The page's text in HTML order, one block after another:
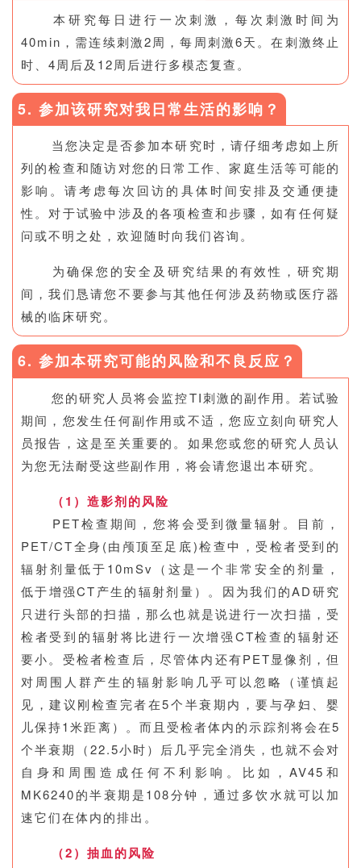
本研究每日进行一次刺激，每次刺激时间为
40min，需连续刺激2周，每周刺激6天。在刺激终止
时、4周后及12周后进行多模态复查。
5. 参加该研究对我日常生活的影响？
当您决定是否参加本研究时，请仔细考虑如上所
列的检查和随访对您的日常工作、家庭生活等可能的
影响。请考虑每次回访的具体时间安排及交通便捷
性。对于试验中涉及的各项检查和步骤，如有任何疑
问或不明之处，欢迎随时向我们咨询。
为确保您的安全及研究结果的有效性，研究期
间，我们恳请您不要参与其他任何涉及药物或医疗器
械的临床研究。
6. 参加本研究可能的风险和不良反应？
您的研究人员将会监控TI刺激的副作用。若试验
期间，您发生任何副作用或不适，您应立刻向研究人
员报告，这是至关重要的。如果您或您的研究人员认
为您无法耐受这些副作用，将会请您退出本研究。
（1）造影剂的风险
PET检查期间，您将会受到微量辐射。目前，
PET/CT全身(由颅顶至足底)检查中，受检者受到的
辐射剂量低于10mSv（这是一个非常安全的剂量，
低于增强CT产生的辐射剂量）。因为我们的AD研究
只进行头部的扫描，那么也就是说进行一次扫描，受
检者受到的辐射将比进行一次增强CT检查的辐射还
要小。受检者检查后，尽管体内还有PET显像剂，但
对周围人群产生的辐射影响几乎可以忽略（谨慎起
见，建议刚检查完者在5个半衰期内，要与孕妇、婴
儿保持1米距离）。而且受检者体内的示踪剂将会在5
个半衰期（22.5小时）后几乎完全消失，也就不会对
自身和周围造成任何不利影响。比如，AV45和
MK6240的半衰期是108分钟，通过多饮水就可以加
速它们在体内的排出。
（2）抽血的风险